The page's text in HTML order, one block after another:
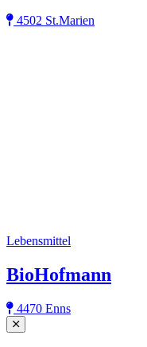
4502 St.Marien
Lebensmittel
BioHofmann
4470 Enns
Close